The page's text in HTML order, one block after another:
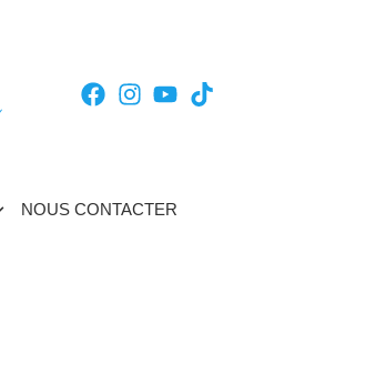
NOUS CONTACTER